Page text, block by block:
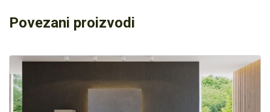
Povezani proizvodi